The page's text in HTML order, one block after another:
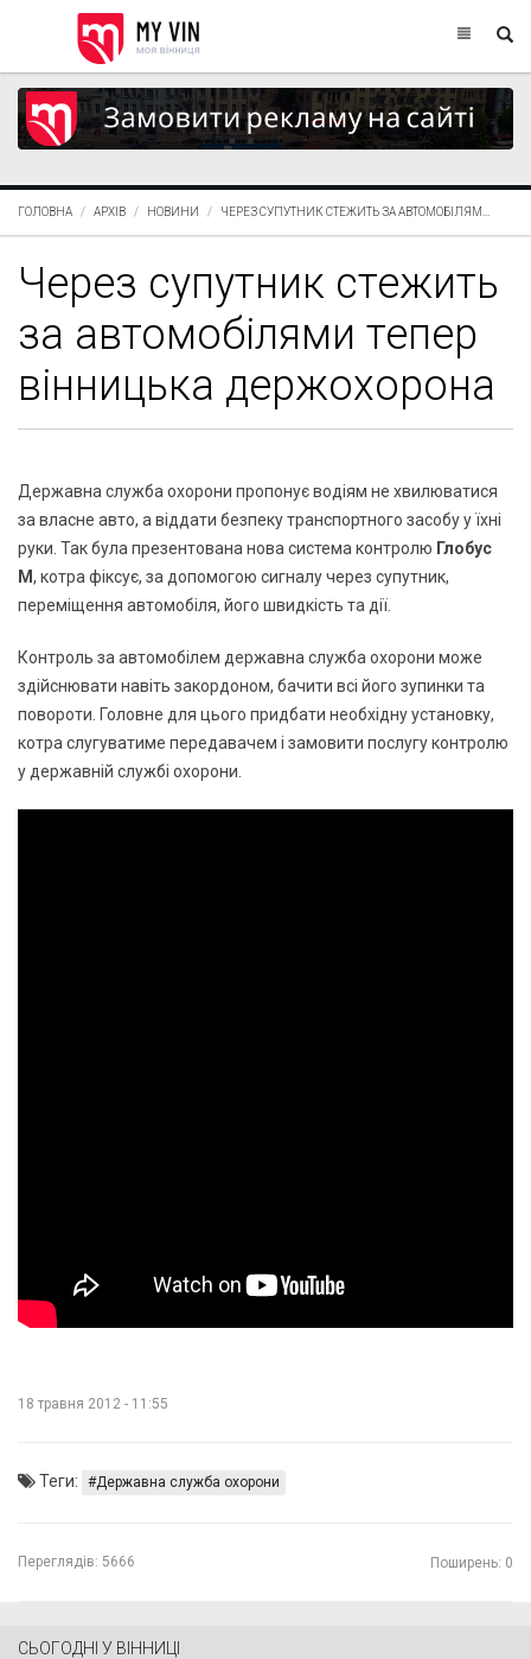
ГОЛОВНА АРХІВ НОВИНИ ЧЕРЕЗ СУПУТНИК СТЕЖИТЬ ЗА АВТОМОБІЛЯМ...
Через супутник стежить
за автомобілями тепер
вінницька держохорона
Державна служба охорони пропонує водіям не хвилюватися
за власне авто, а віддати безпеку транспортного засобу у їхні
руки. Так була презентована нова система контролю Глобус
М, котра фіксує, за допомогою сигналу через супутник,
переміщення автомобіля, його швидкість та дії.
Контроль за автомобілем державна служба охорони може
здійснювати навіть закордоном, бачити всі його зупинки та
повороти. Головне для цього придбати необхідну установку,
котра слугуватиме передавачем і замовити послугу контролю
у державній службі охорони.
18 травня 2012 - 11:55
Теги: Державна служба охорони
Переглядів: 5666 Поширень: 0
СЬОГОДНІ У ВІННИЦІ